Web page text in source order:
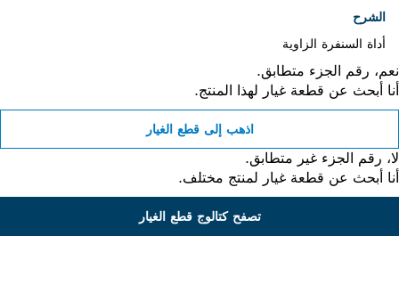
الشرح
أداة السنفرة الزاوية
رقم الجزء متطابق.
أبحث عن قطعة غيار لهذا المنتج.
اذهب إلى قطع الغيار
رقم الجزء غير متطابق.
أبحث عن قطعة غيار لمنتج مختلف.
تصفح كتالوج قطع الغيار